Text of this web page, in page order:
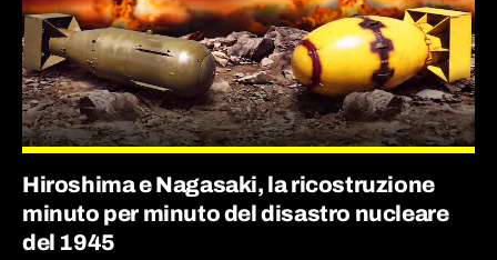
Hiroshima e Nagasaki, la ricostruzione
minuto per minuto del disastro nucleare
del 1945